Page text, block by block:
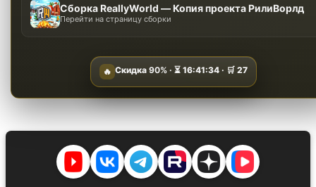
Сборка ReallyWorld — Копия проекта РилиВорлд
Перейти на страницу сборки
🔥 Скидка90% · ⏳16:41:33 · 🛒27